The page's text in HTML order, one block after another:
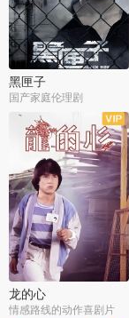
黑匣子
国产家庭伦理剧
龙的心
情感路线的动作喜剧片